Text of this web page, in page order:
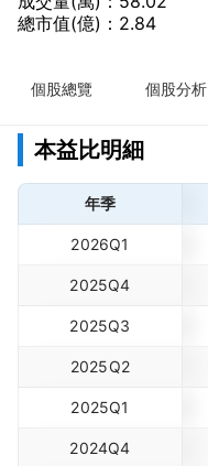
總市值(億)：2.84
個股總覽 個股分析
本益比明細
年季
2026Q1
2025Q4
2025Q3
2025Q2
2025Q1
2024Q4